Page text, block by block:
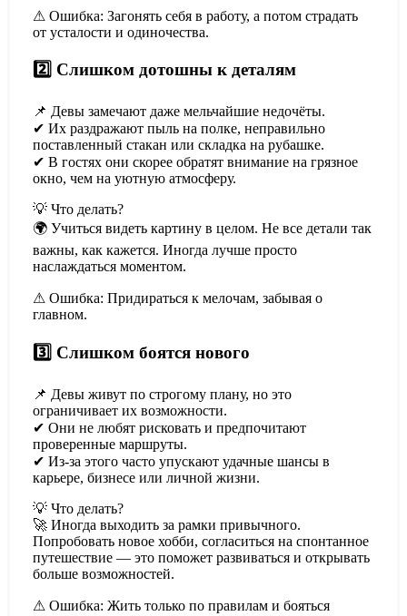
⚠ Ошибка: Загонять себя в работу, а потом страдать
от усталости и одиночества.
2️⃣ Слишком дотошны к деталям
📌 Девы замечают даже мельчайшие недочёты.
✔ Их раздражают пыль на полке, неправильно
поставленный стакан или складка на рубашке.
✔ В гостях они скорее обратят внимание на грязное
окно, чем на уютную атмосферу.
💡 Что делать?
🌍 Учиться видеть картину в целом. Не все детали так
важны, как кажется. Иногда лучше просто
наслаждаться моментом.
⚠ Ошибка: Придираться к мелочам, забывая о
главном.
3️⃣ Слишком боятся нового
📌 Девы живут по строгому плану, но это
ограничивает их возможности.
✔ Они не любят рисковать и предпочитают
проверенные маршруты.
✔ Из-за этого часто упускают удачные шансы в
карьере, бизнесе или личной жизни.
💡 Что делать?
🚀 Иногда выходить за рамки привычного.
Попробовать новое хобби, согласиться на спонтанное
путешествие — это поможет развиваться и открывать
больше возможностей.
⚠ Ошибка: Жить только по правилам и бояться